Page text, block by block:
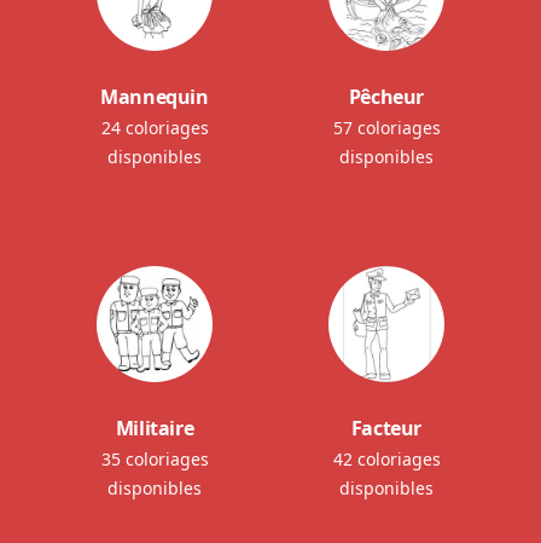
Mannequin
24 coloriages
disponibles
Pêcheur
57 coloriages
disponibles
Militaire
35 coloriages
disponibles
Facteur
42 coloriages
disponibles